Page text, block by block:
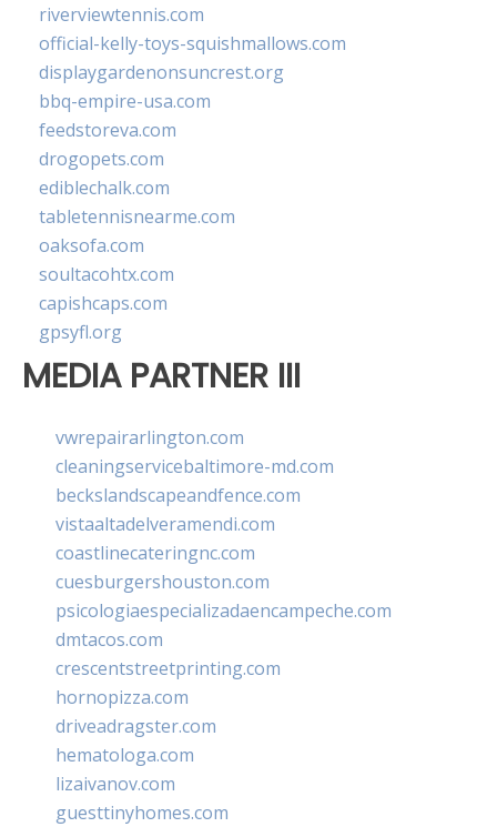
riverviewtennis.com
official-kelly-toys-squishmallows.com
displaygardenonsuncrest.org
bbq-empire-usa.com
feedstoreva.com
drogopets.com
ediblechalk.com
tabletennisnearme.com
oaksofa.com
soultacohtx.com
capishcaps.com
gpsyfl.org
MEDIA PARTNER III
vwrepairarlington.com
cleaningservicebaltimore-md.com
beckslandscapeandfence.com
vistaaltadelveramendi.com
coastlinecateringnc.com
cuesburgershouston.com
psicologiaespecializadaencampeche.com
dmtacos.com
crescentstreetprinting.com
hornopizza.com
driveadragster.com
hematologa.com
lizaivanov.com
guesttinyhomes.com